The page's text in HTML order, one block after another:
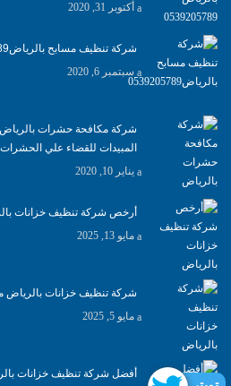
أكتوبر 31, 2020
شركة تنظيف مسابح بالرياض0539205789
سبتمبر 6, 2020
المبيدات للقضاء علي الحشرات
يناير 10, 2020
أرخص شركة تنظيف خزانات
مايو 13, 2025
شركة تنظيف خزانات بالرياض
مايو 5, 2025
أفضل شركة تنظيف خزانات